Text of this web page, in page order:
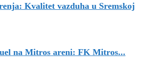
Kvalitet vazduha u Sremskoj
na Mitros areni: FK Mitros...